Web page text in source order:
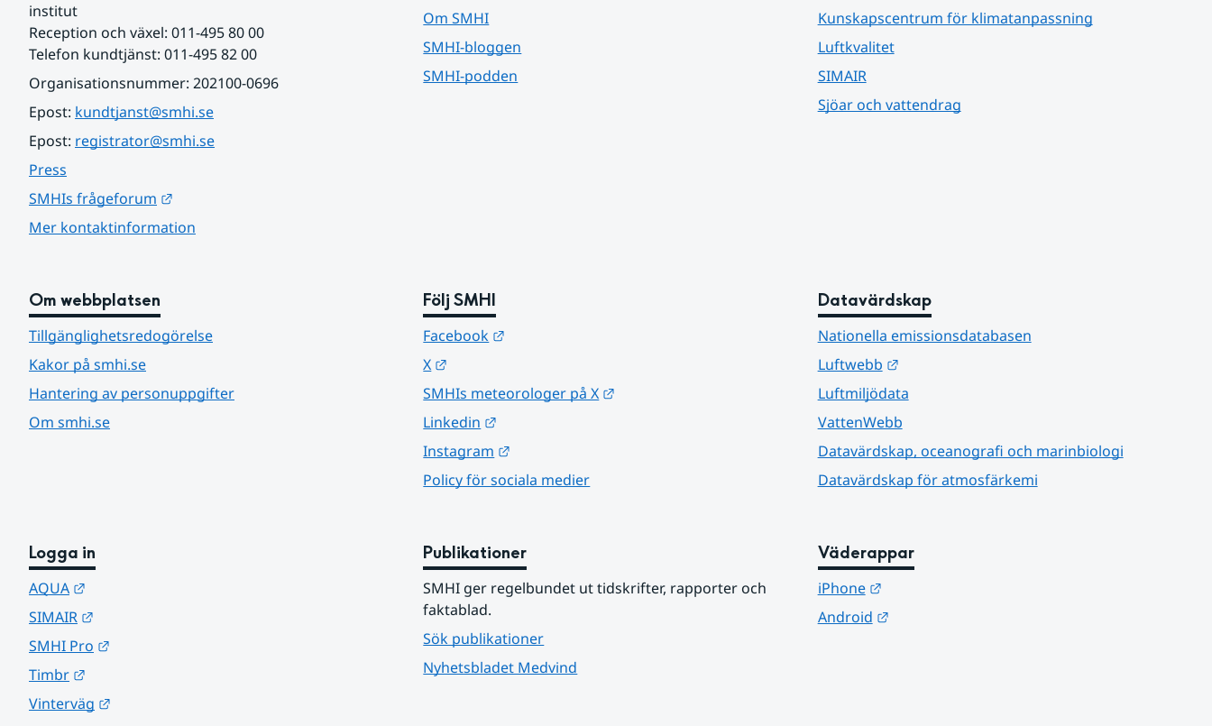
institut
Reception och växel: 011-495 80 00
Telefon kundtjänst: 011-495 82 00
Organisationsnummer: 202100-0696
Epost: kundtjanst@smhi.se
Epost: registrator@smhi.se
Press
SMHIs frågeforum
Mer kontaktinformation
Om SMHI
SMHI-bloggen
SMHI-podden
Kunskapscentrum för klimatanpassning
Luftkvalitet
SIMAIR
Sjöar och vattendrag
Om webbplatsen
Tillgänglighetsredogörelse
Kakor på smhi.se
Hantering av personuppgifter
Om smhi.se
Följ SMHI
Facebook
X
SMHIs meteorologer på X
Linkedin
Instagram
Policy för sociala medier
Datavärdskap
Nationella emissionsdatabasen
Luftwebb
Länk till annan webbplats.
Luftmiljödata
VattenWebb
Datavärdskap, oceanografi och marinbiologi
Datavärdskap för atmosfärkemi
Logga in
AQUA
SIMAIR
SMHI Pro
Timbr
Vinterväg
Publikationer
SMHI ger regelbundet ut tidskrifter, rapporter och
faktablad.
Sök publikationer
Nyhetsbladet Medvind
Väderappar
iPhone
Länk till annan webbplats.
Android
Länk till annan webbplats.